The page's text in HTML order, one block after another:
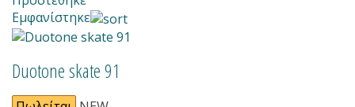
Εμφανίστηκε
Duotone skate 91